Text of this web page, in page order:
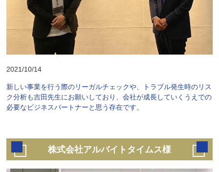
2021/10/14
新しい事業を行う際のリーガルチェックや、トラブル発生時のリス
ク分析も吉田先生にお願いしており、会社が成長していくうえでの
必要なビジネスパートナーと思う存在です。
株式会社アルバイトタイムス様